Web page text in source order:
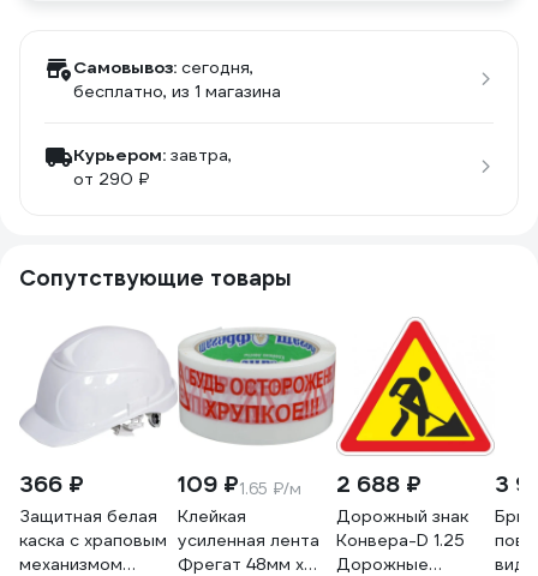
Самовывоз: сегодня,
бесплатно, из 1 магазина
Курьером: завтра,
от 290 ₽
Сопутствующие товары
366 ₽
Защитная белая
каска с храповым
механизмом
109 ₽1.65 ₽/м
Клейкая
усиленная лента
Фрегат 48мм х
2 688 ₽
Дорожный знак
Конвера-D 1.25
Дорожные
3